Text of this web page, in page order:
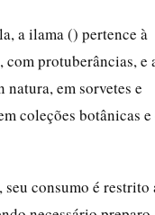
a ilama () pertence à
protuberâncias, e
natura, em sorvetes e
coleções botânicas e
consumo é restrito